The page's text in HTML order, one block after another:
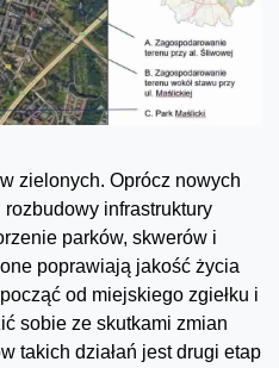
zielonych. Oprócz nowych
infrastruktury
parków, skwerów i
poprawiają jakość życia
od miejskiego zgiełku i
sobie ze skutkami zmian
takich działań jest drugi etap